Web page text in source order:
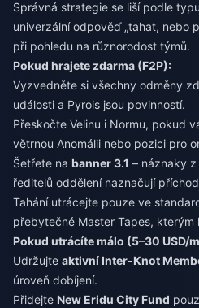
Správná strategie se liší podle
univerzální odpověď „tahat, nebo
při pohledu na různorodost týmů.
Pokud hrajete zdarma (F2P):
Vyzvedněte si všechny odměny
události a Pyrois jsou povinností.
Přeskočte Velinu i Normu, pokud
větrnou Anomálii nebo pozici pro
Šetřete na banner 3.1 – náznaky
ředitelů oddělení naznačují
Tahání utrácejte pouze ve
přebytečné Master Tapes, kterým
Pokud utrácíte málo (5–30 USD/
Udržujte aktivní Inter-Knot
úroveň dobíjení.
Přidejte New Eridu City Fund